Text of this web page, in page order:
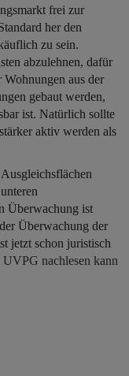
frei zur
her den
zu sein.
abzulehnen, dafür
aus der
gebaut werden,
ist. Natürlich sollte
aktiv werden als
Überwachung ist
Überwachung der
jetzt schon juristisch
nachlesen kann